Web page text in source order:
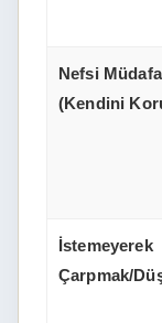
Nefsi
(Kendini
İstemeyerek
Çarpmak/